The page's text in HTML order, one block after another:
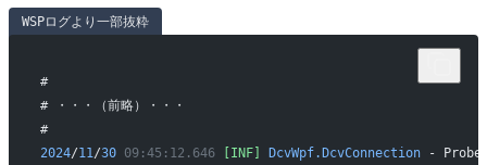
WSPログより一部抜粋
#
# ・・・（前略）・・・
#
2024/11 /30 09:45:12.646 [INF] DcvWpf.DcvConnection - Probe